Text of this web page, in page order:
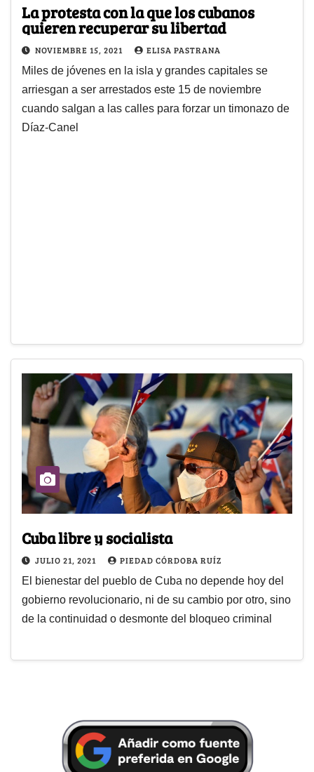
La protesta con la que los cubanos
quieren recuperar su libertad
NOVIEMBRE 15, 2021 ELISA PASTRANA
Miles de jóvenes en la isla y grandes capitales se
arriesgan a ser arrestados este 15 de noviembre
cuando salgan a las calles para forzar un timonazo de
Díaz-Canel
Cuba libre y socialista
JULIO 21, 2021 PIEDAD CÓRDOBA RUÍZ
El bienestar del pueblo de Cuba no depende hoy del
gobierno revolucionario, ni de su cambio por otro, sino
de la continuidad o desmonte del bloqueo criminal